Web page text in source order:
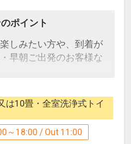
ポイント
しみたい方や、到着が
早朝ご出発のお客様な
ランで当館自慢の温泉
い。
はお食事が付いており
は10畳・全室洗浄式トイ
～18:00 / Out 11:00